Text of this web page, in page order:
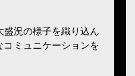
盛況の様子を織り込ん
ミュニケーションを